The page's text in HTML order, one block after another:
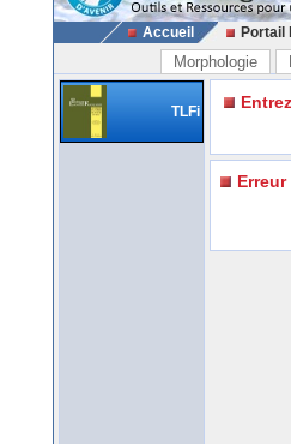
Accueil Portail
Morphologie
TLFi
Erreur